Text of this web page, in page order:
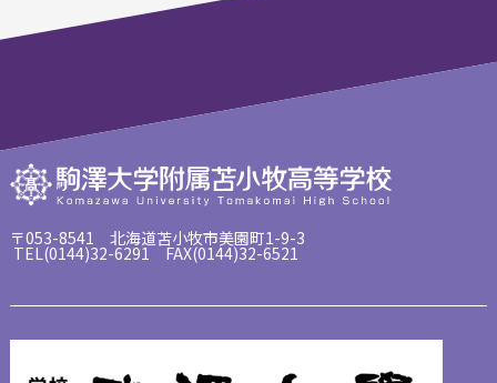
〒053-8541 北海道苫小牧市美園町1-9-3
TEL(0144)32-6291 FAX(0144)32-6521